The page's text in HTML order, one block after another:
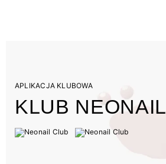
APLIKACJA KLUBOWA
KLUB NEONAIL